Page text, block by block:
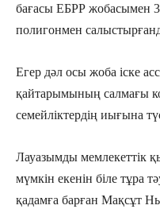
бағасы ЕБРР жобасымен
полигонмен
Егер дәл осы жоба іске
қайтарымының салмағы
семейліктердің иығына
Лауазымды мемлекеттік
мүмкін екенін біле тұра
қадамға барған Мақсұт